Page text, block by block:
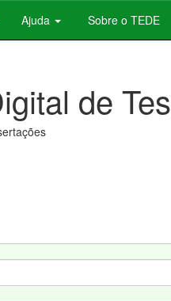
Ajuda Sobre o TEDE
de